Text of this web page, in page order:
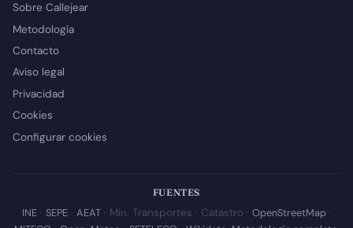
Sobre Callejear
Metodología
Contacto
Aviso legal
Privacidad
Cookies
Configurar cookies
FUENTES
INE· SEPE· AEAT· Min. Transportes · Catastro · OpenStreetMap·